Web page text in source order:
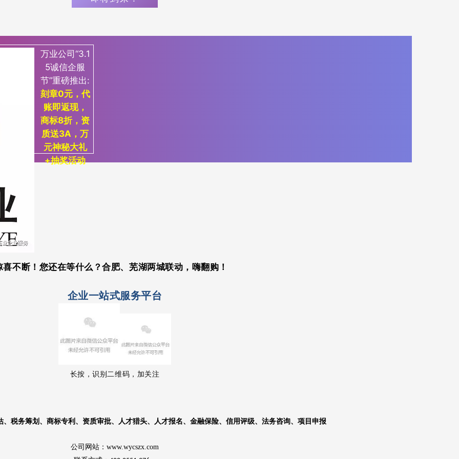
万业公司“3.1
5诚信企服
节”重磅推出:
刻章0元，代
账即返现，
商标8折，资
质送3A，万
元神秘大礼
+抽奖活动
不断！您还在等什么？合肥、芜湖两城联动，嗨翻购！
企业一站式服务平台
长按，识别二维码，加关注
、税务筹划、商标专利、资质审批、人才猎头、人才报名、金融保险、信用评级、法务咨询、项目申报
公司网站：www.wycszx.com